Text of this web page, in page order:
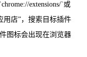
extensions/`或
用店”，搜索目标插件
图标会出现在浏览器